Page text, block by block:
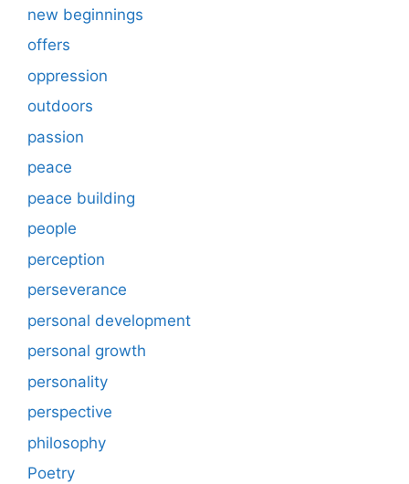
new beginnings
offers
oppression
outdoors
passion
peace
peace building
people
perception
perseverance
personal development
personal growth
personality
perspective
philosophy
Poetry